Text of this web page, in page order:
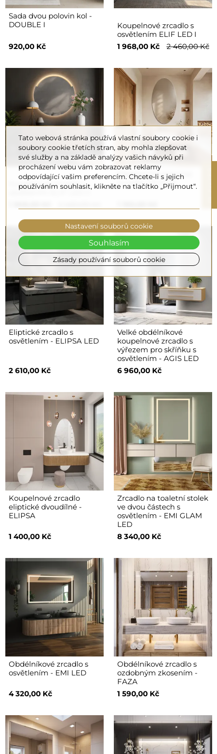
Sada dvou polovin kol -
DOUBLE I
920,00 Kč
Koupelnové zrcadlo s
osvětlením ELIF LED I
1 968,00 Kč
2 460,00 Kč
Koupelnové zrcadlo s
osvětlením ELIF LED II
Eliptické koupelnové
zrcadlo - ELIPSA
Eliptické zrcadlo s
osvětlením - ELIPSA LED
2 610,00 Kč
Velké obdélníkové
koupelnové zrcadlo s
výřezem pro skříňku s
osvětlením - AGIS LED
6 960,00 Kč
Koupelnové zrcadlo
eliptické dvoudílné -
ELIPSA
1 400,00 Kč
Zrcadlo na toaletní stolek
ve dvou částech s
osvětlením - EMI GLAM
LED
8 340,00 Kč
Obdélníkové zrcadlo s
osvětlením - EMI LED
4 320,00 Kč
Obdélníkové zrcadlo s
ozdobným zkosením -
FAZA
1 590,00 Kč
Tato webová stránka používá vlastní soubory cookie i
soubory cookie třetích stran, aby mohla zlepšovat
své služby a na základě analýzy vašich návyků při
procházení webu vám zobrazovat reklamy
odpovídající vašim preferencím. Chcete-li s jejich
používáním souhlasit, klikněte na tlačítko „Přijmout“.
Zásady používání souborů cookie
Nastavení souborů cookie
Souhlasím